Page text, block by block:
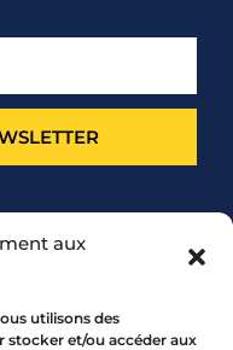
aux
utilisons des
stocker et/ou accéder aux